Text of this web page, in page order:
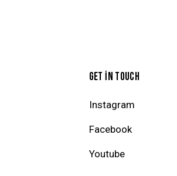
GET IN TOUCH
Instagram
Facebook
Youtube